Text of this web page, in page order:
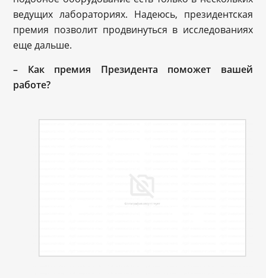
ведущих лабораториях. Надеюсь, президентская
премия позволит продвинуться в исследованиях
еще дальше.
– Как премия Президента поможет вашей
работе?